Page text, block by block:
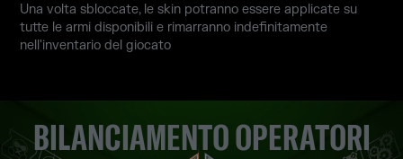
Una volta sbloccate, le skin potranno essere applicate su
tutte le armi disponibili e rimarranno indefinitamente
nell'inventario del giocato
BILANCIAMENTO OPERATORI